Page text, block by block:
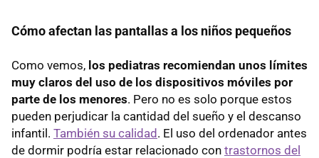
Cómo afectan las pantallas a los niños pequeños
Como vemos, los pediatras recomiendan unos límites
muy claros del uso de los dispositivos móviles por
parte de los menores. Pero no es solo porque estos
pueden perjudicar la cantidad del sueño y el descanso
infantil. También su calidad. El uso del ordenador antes
de dormir podría estar relacionado con trastornos del